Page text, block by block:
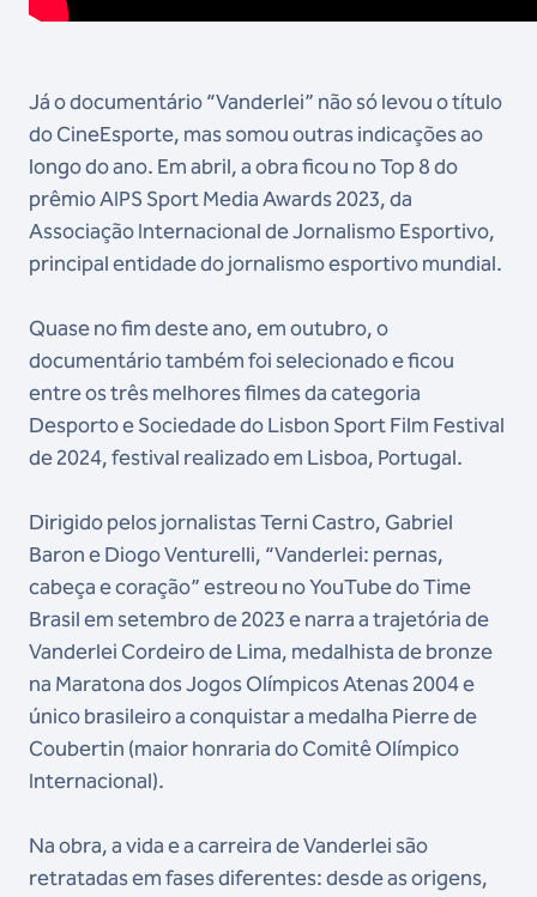
Já o documentário “Vanderlei” não só levou o título
do CineEsporte, mas somou outras indicações ao
longo do ano. Em abril, a obra ficou no Top 8 do
prêmio AIPS Sport Media Awards 2023, da
Associação Internacional de Jornalismo Esportivo,
principal entidade do jornalismo esportivo mundial.
Quase no fim deste ano, em outubro, o
documentário também foi selecionado e ficou
entre os três melhores filmes da categoria
Desporto e Sociedade do Lisbon Sport Film Festival
de 2024, festival realizado em Lisboa, Portugal.
Dirigido pelos jornalistas Terni Castro, Gabriel
Baron e Diogo Venturelli, “Vanderlei: pernas,
cabeça e coração” estreou no YouTube do Time
Brasil em setembro de 2023 e narra a trajetória de
Vanderlei Cordeiro de Lima, medalhista de bronze
na Maratona dos Jogos Olímpicos Atenas 2004 e
único brasileiro a conquistar a medalha Pierre de
Coubertin (maior honraria do Comitê Olímpico
Internacional).
Na obra, a vida e a carreira de Vanderlei são
retratadas em fases diferentes: desde as origens,